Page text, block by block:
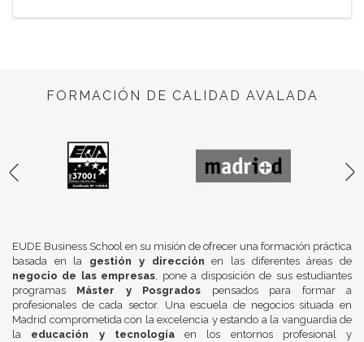
FORMACIÓN DE CALIDAD AVALADA
EUDE Business School en su misión de ofrecer una formación práctica
basada en la gestión y dirección en las diferentes áreas de
negocio de las empresas, pone a disposición de sus estudiantes
programas Máster y Posgrados pensados para formar a
profesionales de cada sector. Una escuela de negocios situada en
Madrid comprometida con la excelencia y estando a la vanguardia de
la educación y tecnologíaen los entornos profesional y